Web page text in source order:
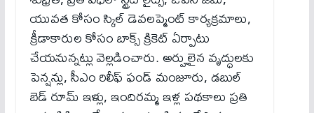
యువత కోసం స్కిల్ డెవలప్మెంట్ కార్యక్రమాలు,
క్రీడాకారుల కోసం బాక్స్ క్రికెట్ ఏర్పాటు
చేయనున్నట్లు వెల్లడించారు. అర్హులైన వృద్ధులకు
పెన్షన్లు, సీఎం రిలీఫ్ ఫండ్ మంజూరు, డబుల్
బెడ్ రూమ్ ఇళ్లు, ఇందిరమ్మ ఇళ్ల పథకాలు ప్రతి